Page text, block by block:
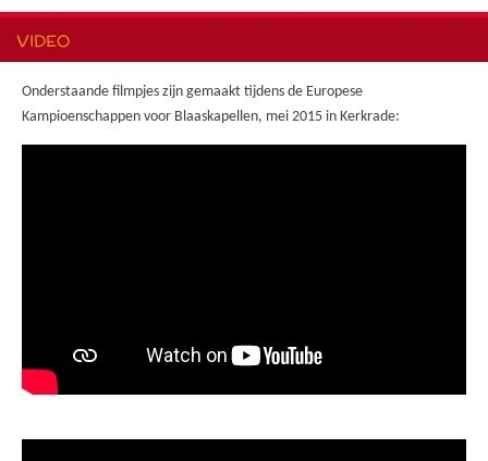
VIDEO
Onderstaande filmpjes zijn gemaakt tijdens de Europese
Kampioenschappen voor Blaaskapellen, mei 2015 in Kerkrade: